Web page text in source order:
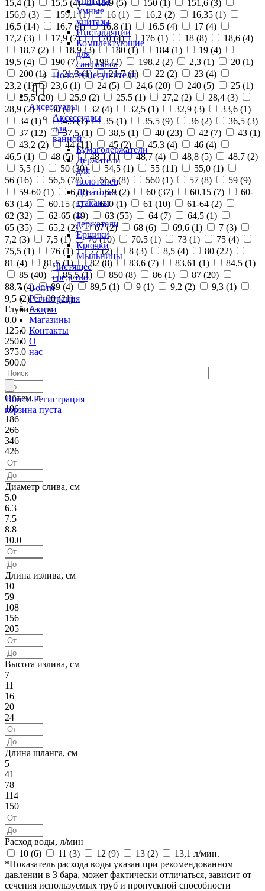
Умные
унитазы
Инсталляции
Комплектующие
для
санфаянса
Полотенцесушители
Аксессуары
Аксессуары
для
ванной
Бумагодержатели
Держатели
для
полотенец
Дозаторы,
стаканы
и
держатели
Ершики
Крючки
Мыльницы
Чистящее
средство
Войти
Регистрация
Акции
Магазины
Контакты
О
нас
Войти Регистрация
корзина пуста
15,4 (1 ) 15,5 (4) 15,9 (5) 150 (1 ) 151,6 (3)
156,9 (3) 159,1 (1) 16 (1) 16,2 (2) 16,35 (1)
16,5 (14) 16,7 (4) 16,8 (1) 16.5 (4) 17 (4)
17,2 (3) 17,9 (7) 170 (4) 176 (1) 18 (8) 18,6 (4)
18,7 (2) 18,9 (3) 180 (1) 184 (1) 19 (4)
19,5 (4) 190 (7) 198 (2) 198,2 (2) 2,3 (1) 20 (1)
200 (1) 21,3 (1) 21,7 (1) 22 (2) 23 (4)
23,2 (1) 23,6 (1) 24 (5) 24,6 (20) 240 (5) 25 (1)
25,5 (20) 25,9 (2) 25.5 (1) 27,2 (2) 28,4 (3)
28,9 (2) 30 (4) 32 (4) 32,5 (1) 32,9 (3) 33,6 (1)
34 (1) 34,5 (1) 35 (1) 35,5 (9) 36 (2) 36,5 (3)
37 (12) 37,5 (1) 38,5 (1) 40 (23) 42 (7) 43 (1)
43,2 (2) 44 (11) 45 (2) 45,3 (4) 46 (4)
46,5 (1) 48 (5) 48,1 (1) 48,7 (4) 48,8 (5) 48.7 (2)
5,5 (1) 50 (30) 54,5 (1) 55 (11) 55,0 (1)
56 (16) 56,5 (78) 56.5 (8) 560 (1) 57 (8) 59 (9)
59-60 (1) 6 (2) 6,9 (2) 60 (37) 60,15 (7)
60-
63 (14) 60.15 (3) 600 (1) 61 (10) 61-64 (2)
62 (32) 62-65 (19) 63 (55) 64 (7) 64,5 (1)
65 (35) 65,2 (2) 67 (2) 68 (6) 69,6 (1) 7 (3)
7,2 (3) 7,5 (1) 70 (10) 70.5 (1) 73 (1) 75 (4)
75,5 (1) 76 (1) 77 (2) 8 (3) 8,5 (4) 80 (22)
81 (4) 81,5 (1) 82 (8) 83,6 (7) 83,61 (1) 84,5 (1)
85 (40) 85,5 (1) 850 (8) 86 (1) 87 (20)
88,7 (4) 89 (4) 89,5 (1) 9 (1) 9,2 (2) 9,3 (1)
9,5 (2) 90 (21)
Глубина, см
0.0
125.0
250.0
375.0
500.0
Объем, л
106
186
266
346
426
Диаметр слива, см
5.0
6.3
7.5
8.8
10.0
Длина излива, см
10
59
108
156
205
Высота излива, см
7
11
16
20
24
Длина шланга, см
5
41
78
114
150
Расход воды, л/мин
10 (6) 11 (3) 12 (9) 13 (2)
13,1 л/мин.
*Показатель расхода воды указан при рекомендованном
давлении в 3 бара, может фактически отличаться, зависит от
сечения используемых труб и пропускной способности